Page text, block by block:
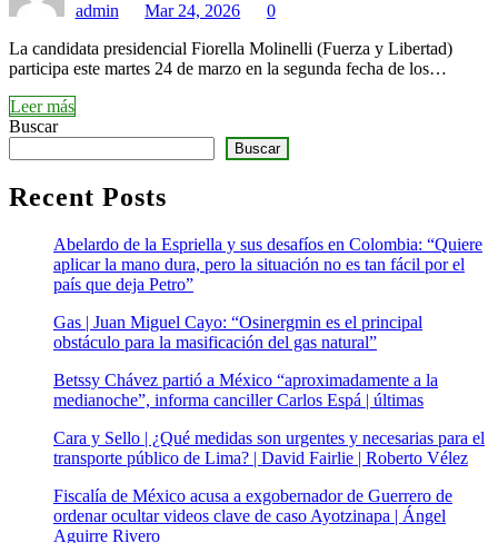
admin Mar 24, 2026
0
La candidata presidencial Fiorella Molinelli (Fuerza y Libertad)
participa este martes 24 de marzo en la segunda fecha de los…
Leer más
Buscar
Buscar
Recent Posts
Abelardo de la Espriella y sus desafíos en Colombia: “Quiere
aplicar la mano dura, pero la situación no es tan fácil por el
país que deja Petro”
Gas | Juan Miguel Cayo: “Osinergmin es el principal
obstáculo para la masificación del gas natural”
Betssy Chávez partió a México “aproximadamente a la
medianoche”, informa canciller Carlos Espá | últimas
Cara y Sello | ¿Qué medidas son urgentes y necesarias para el
transporte público de Lima? | David Fairlie | Roberto Vélez
Fiscalía de México acusa a exgobernador de Guerrero de
ordenar ocultar videos clave de caso Ayotzinapa | Ángel
Aguirre Rivero